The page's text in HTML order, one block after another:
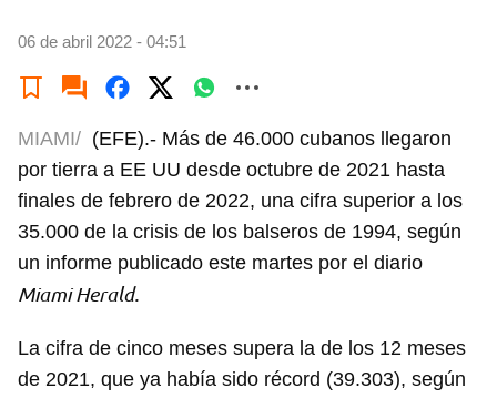
06 de abril 2022 - 04:51
MIAMI/ (EFE).- Más de 46.000 cubanos llegaron
por tierra a EE UU desde octubre de 2021 hasta
finales de febrero de 2022, una cifra superior a los
35.000 de la crisis de los balseros de 1994, según
un informe publicado este martes por el diario
Miami Herald.
La cifra de cinco meses supera la de los 12 meses
de 2021, que ya había sido récord (39.303), según